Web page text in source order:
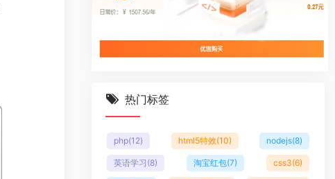
热门标签
php(12) html5特效(10) nodejs(8)
英语学习 (8) 淘宝红包(7) css3(6)